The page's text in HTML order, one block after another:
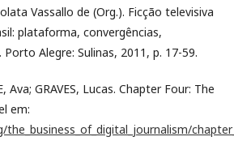
Vassallo de (Org.). Ficção televisiva
plataforma, convergências,
Alegre: Sulinas, 2011, p. 17-59.
Ava; GRAVES, Lucas. Chapter Four: The
em: